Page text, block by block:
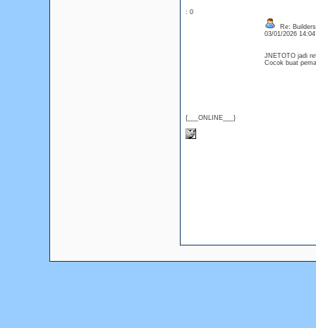
: 0
{___ONLINE___}
Re:
03/01/2026
JNETOTO jadi
Cocok buat